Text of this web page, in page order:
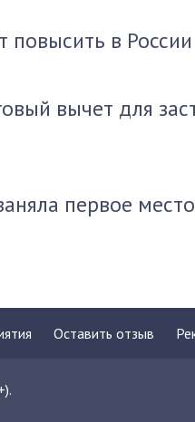
повысить в России
вычет для
первое
Оставить отзыв